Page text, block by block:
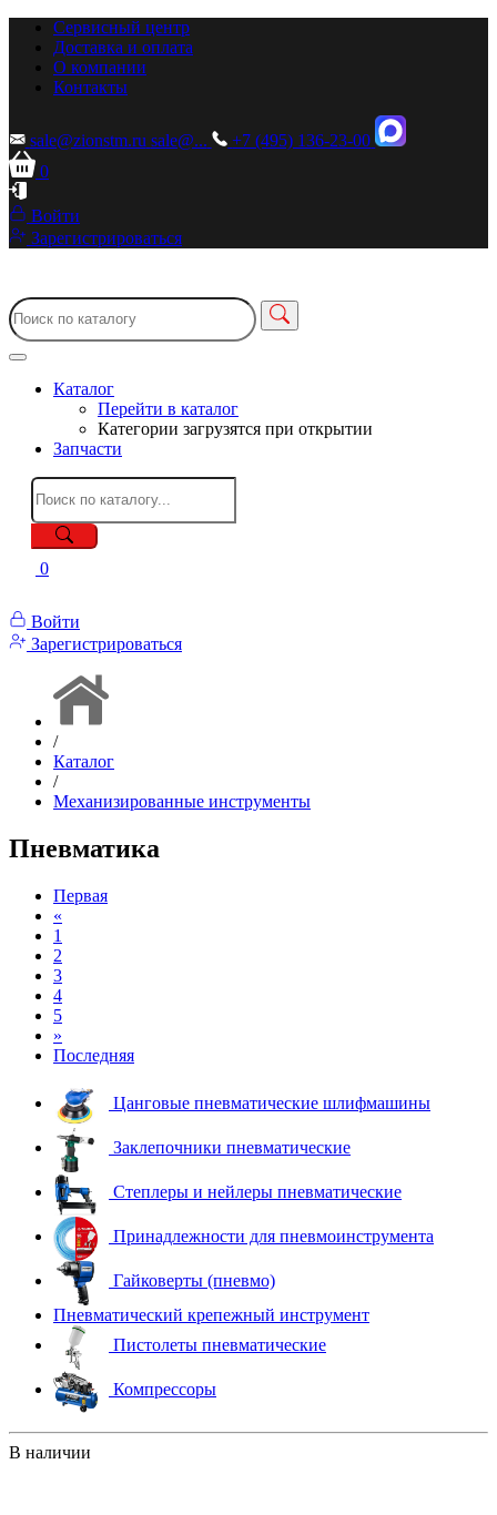
Сервисный центр
Доставка и оплата
О компании
Контакты
sale@zionstm.ru sale@...
+7 (495) 136-23-00
0
Войти
Зарегистрироваться
Каталог
Перейти в каталог
Категории загрузятся при открытии
Запчасти
0
Войти
Зарегистрироваться
/
Каталог
/
Механизированные инструменты
Пневматика
Первая
«
1
2
3
4
5
»
Последняя
Цанговые пневматические шлифмашины
Заклепочники пневматические
Степлеры и нейлеры пневматические
Принадлежности для пневмоинструмента
Гайковерты (пневмо)
Пневматический крепежный инструмент
Пистолеты пневматические
Компрессоры
В наличии